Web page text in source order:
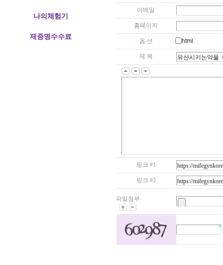
나의체험기
제증명수수료
이메일
홈페이지
옵 션 html
제 목
링크 #1
링크 #2
파일첨부